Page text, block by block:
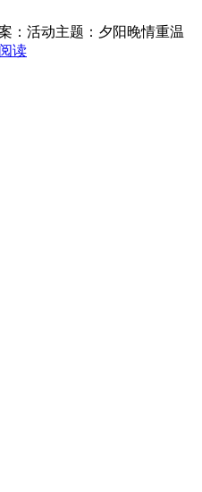
：活动主题：夕阳晚情重温
读